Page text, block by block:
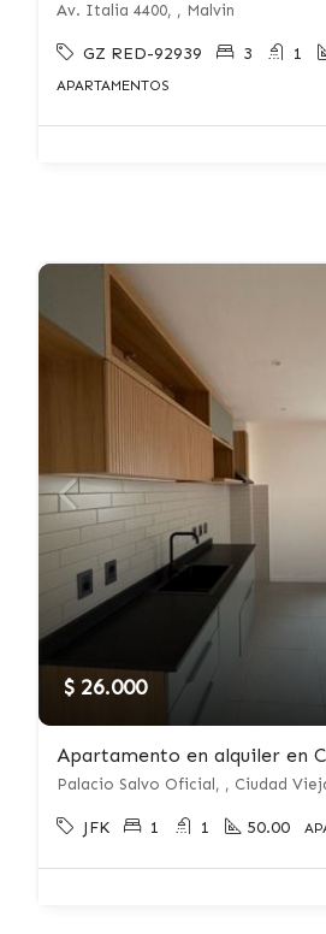
Av. Italia 4400, , Malvin
GZ RED-92939 3 1
APARTAMENTOS
$ 26.000
Apartamento en alquiler en
Palacio Salvo Oficial, , Ciudad
JFK 1 1 50.00